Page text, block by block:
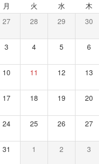
月 火 水 木
27 28 29 30
3 4 5 6
10 11 12 13
17 18 19 20
24 25 26 27
31 1 2 3